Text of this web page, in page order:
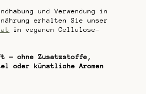
und Verwendung in
erhalten Sie unser
in veganen Cellulose-
– ohne Zusatzstoffe,
oder künstliche Aromen